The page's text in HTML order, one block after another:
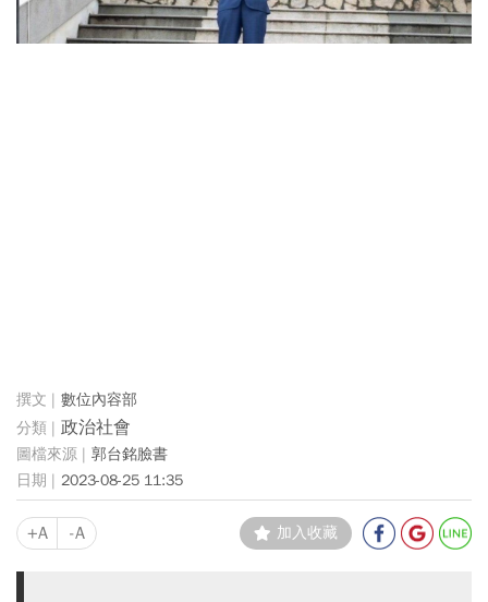
數位內容部
政治社會
郭台銘臉書
2023-08-25 11:35
+A -A 加入收藏